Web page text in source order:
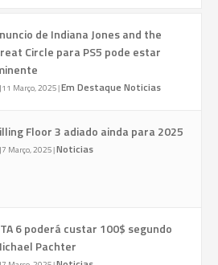
de Indiana Jones and the
Circle para PS5 pode estar
11 Março, 2025|Em Destaque Noticias
Floor 3 adiado ainda para 2025
7 Março, 2025|Noticias
6 poderá custar 100$ segundo
Pachter